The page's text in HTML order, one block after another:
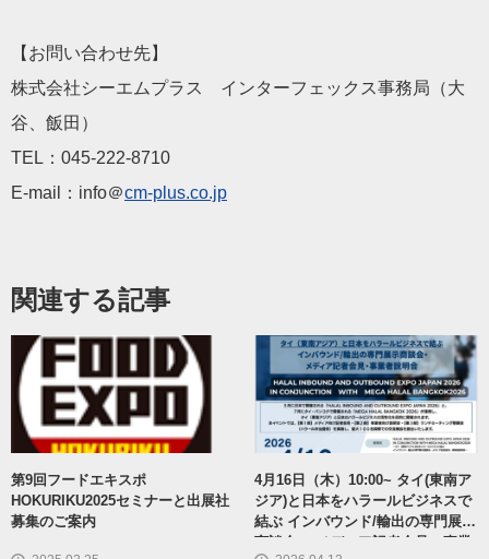
【お問い合わせ先】
株式会社シーエムプラス インターフェックス事務局（大
谷、飯田）
TEL：045-222-8710
E-mail：info＠cm-plus.co.jp
関連する記事
第9回フードエキスポ
HOKURIKU2025セミナーと出展社
募集のご案内
4月16日（木）10:00~ タイ(東南ア
ジア)と日本をハラールビジネスで
結ぶ インバウンド/輸出の専門展示
商談会・ メディア記者会見・事業